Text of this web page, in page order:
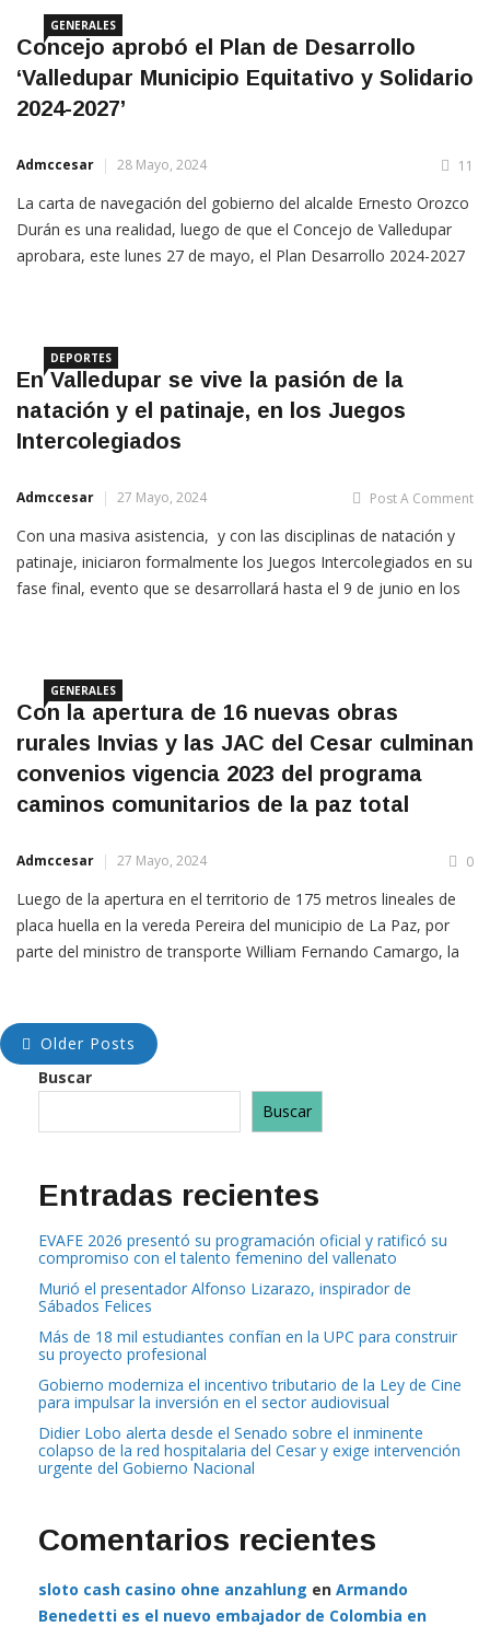
GENERALES
Concejo aprobó el Plan de Desarrollo
‘Valledupar Municipio Equitativo y Solidario
2024-2027’
Admccesar 28 Mayo, 2024 11
La carta de navegación del gobierno del alcalde Ernesto Orozco
Durán es una realidad, luego de que el Concejo de Valledupar
aprobara, este lunes 27 de mayo, el Plan Desarrollo 2024-2027
DEPORTES
En Valledupar se vive la pasión de la
natación y el patinaje, en los Juegos
Intercolegiados
Admccesar 27 Mayo, 2024 Post A Comment
Con una masiva asistencia, y con las disciplinas de natación y
patinaje, iniciaron formalmente los Juegos Intercolegiados en su
fase final, evento que se desarrollará hasta el 9 de junio en los
GENERALES
Con la apertura de 16 nuevas obras
rurales Invias y las JAC del Cesar culminan
convenios vigencia 2023 del programa
caminos comunitarios de la paz total
Admccesar 27 Mayo, 2024 0
Luego de la apertura en el territorio de 175 metros lineales de
placa huella en la vereda Pereira del municipio de La Paz, por
parte del ministro de transporte William Fernando Camargo, la
Older Posts
Buscar
Buscar
Entradas recientes
EVAFE 2026 presentó su programación oficial y ratificó su
compromiso con el talento femenino del vallenato
Murió el presentador Alfonso Lizarazo, inspirador de
Sábados Felices
Más de 18 mil estudiantes confían en la UPC para construir
su proyecto profesional
Gobierno moderniza el incentivo tributario de la Ley de Cine
para impulsar la inversión en el sector audiovisual
Didier Lobo alerta desde el Senado sobre el inminente
colapso de la red hospitalaria del Cesar y exige intervención
urgente del Gobierno Nacional
Comentarios recientes
sloto cash casino ohne anzahlung en Armando
Benedetti es el nuevo embajador de Colombia en